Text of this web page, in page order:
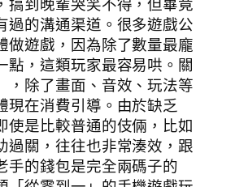
過的溝通渠道。很多遊戲公
做遊戲，因為除了數量最龐
點，這類玩家最容易哄。關
，除了畫面、音效、玩法等
現在消費引導。由於缺乏
使是比較普通的伎倆，比如
過關，往往也非常湊效，跟
手的錢包是完全兩碼子的